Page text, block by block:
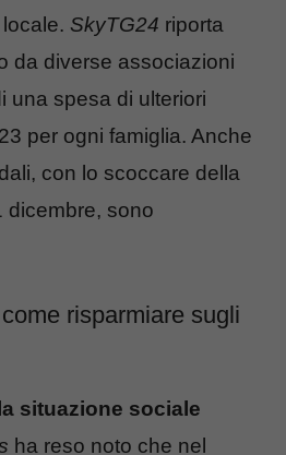
SkyTG24 riporta
da diverse associazioni
una spesa di ulteriori
per ogni famiglia. Anche
con lo scoccare della
dicembre, sono
risparmiare sugli
situazione sociale
ha reso noto che nel